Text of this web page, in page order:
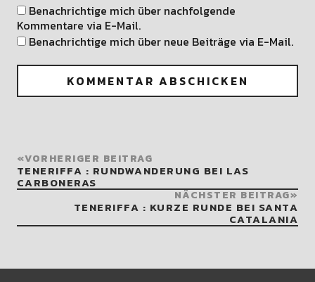
Benachrichtige mich über nachfolgende
Kommentare via E-Mail.
Benachrichtige mich über neue Beiträge via E-Mail.
VORHERIGER BEITRAG
TENERIFFA : RUNDWANDERUNG BEI LAS
CARBONERAS
NÄCHSTER BEITRAG
TENERIFFA : KURZE RUNDE BEI SANTA
CATALANIA